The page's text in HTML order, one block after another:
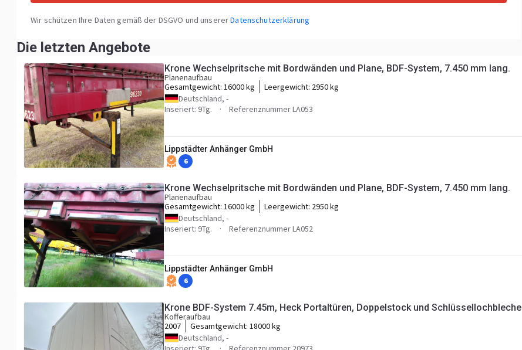
Wir schützen Ihre Daten gemäß der DSGVO und unsererDatenschutzerklärung
Die letzten Angebote
Krone Wechselpritsche mit Bordwänden und Plane, BDF-System, 7.450 mm lang.
Planenaufbau
Gesamtgewicht: 16000 kg Leergewicht: 2950 kg
Deutschland, -
Inseriert: 9Tg.
Referenznummer LA053
Lippstädter Anhänger GmbH
6
Krone Wechselpritsche mit Bordwänden und Plane, BDF-System, 7.450 mm lang.
Planenaufbau
Gesamtgewicht: 16000 kg Leergewicht: 2950 kg
Deutschland, -
Inseriert: 9Tg.
Referenznummer LA052
Lippstädter Anhänger GmbH
6
Krone BDF-System 7.45m, Heck Portaltüren, Doppelstock und Schlüssellochbleche
Kofferaufbau
2007
Gesamtgewicht: 18000 kg
Deutschland, -